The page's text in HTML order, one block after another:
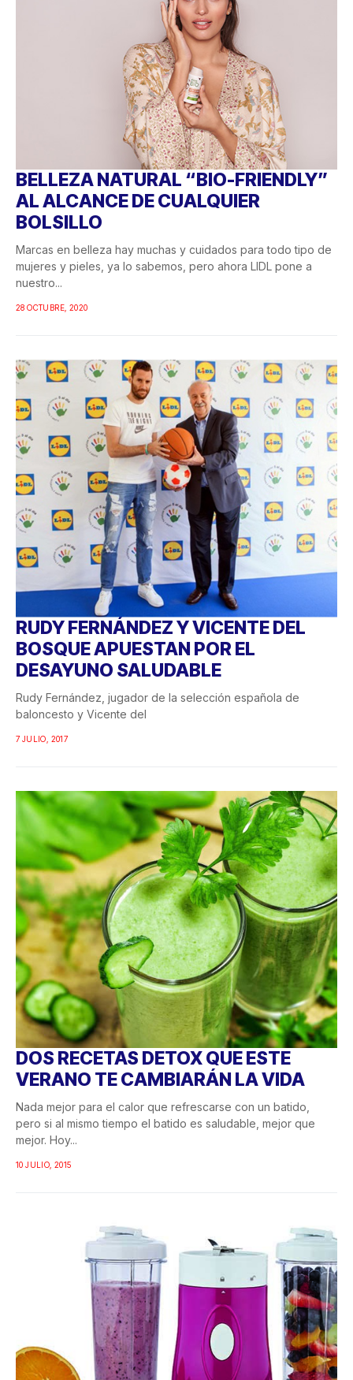
BELLEZA NATURAL “BIO-FRIENDLY”
AL ALCANCE DE CUALQUIER
BOLSILLO
Marcas en belleza hay muchas y cuidados para todo tipo de
mujeres y pieles, ya lo sabemos, pero ahora LIDL pone a
nuestro...
28 OCTUBRE, 2020
RUDY FERNÁNDEZ Y VICENTE DEL
BOSQUE APUESTAN POR EL
DESAYUNO SALUDABLE
Rudy Fernández, jugador de la selección española de
baloncesto y Vicente del
7 JULIO, 2017
DOS RECETAS DETOX QUE ESTE
VERANO TE CAMBIARÁN LA VIDA
Nada mejor para el calor que refrescarse con un batido,
pero si al mismo tiempo el batido es saludable, mejor que
mejor. Hoy...
10 JULIO, 2015